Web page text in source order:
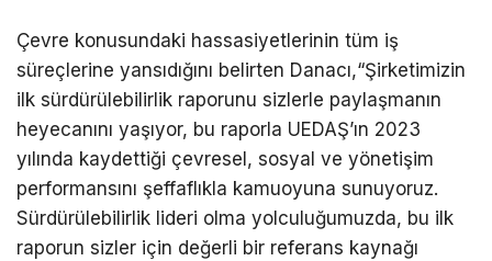
Çevre konusundaki hassasiyetlerinin tüm iş
süreçlerine yansıdığını belirten Danacı,“Şirketimizin
ilk sürdürülebilirlik raporunu sizlerle paylaşmanın
heyecanını yaşıyor, bu raporla UEDAŞ’ın 2023
yılında kaydettiği çevresel, sosyal ve yönetişim
performansını şeffaflıkla kamuoyuna sunuyoruz.
Sürdürülebilirlik lideri olma yolculuğumuzda, bu ilk
raporun sizler için değerli bir referans kaynağı